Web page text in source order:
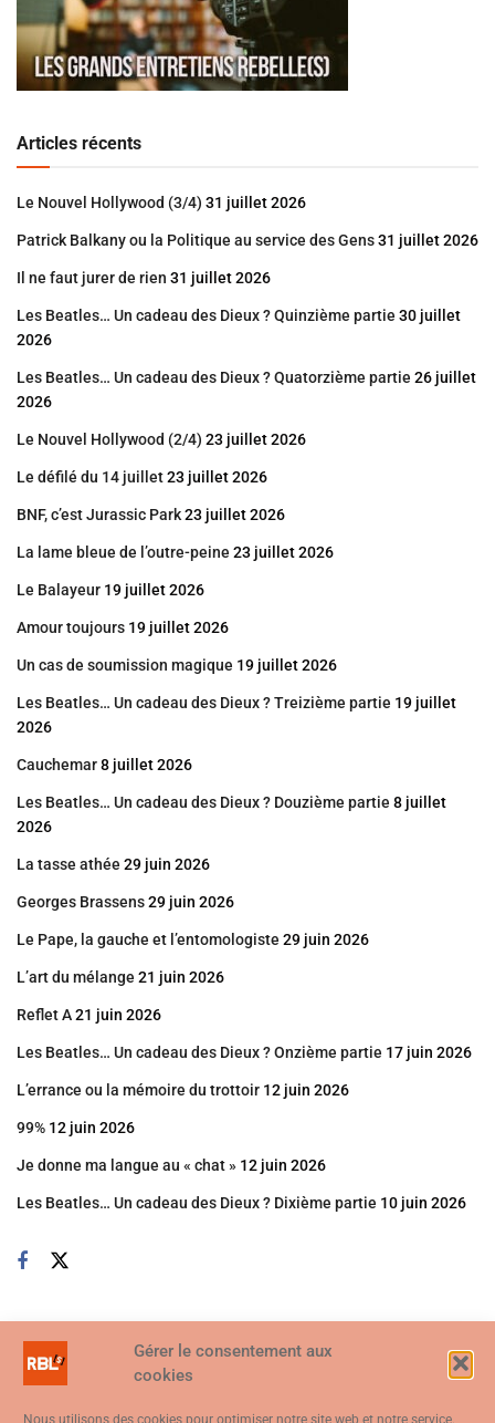
Gérer le consentement aux
cookies
Nous utilisons des cookies pour optimiser notre site web et notre service.
Articles récents
Le Nouvel Hollywood (3/4) 31 juillet 2026
Patrick Balkany ou la Politique au service des Gens31 juillet 2026
Il ne faut jurer de rien 31 juillet 2026
Les Beatles… Un cadeau des Dieux ? Quinzième partie 30 juillet
2026
Les Beatles… Un cadeau des Dieux ? Quatorzième partie 26 juillet
2026
Le Nouvel Hollywood (2/4) 23 juillet 2026
Le défilé du 14 juillet23 juillet 2026
BNF, c’est Jurassic Park23 juillet 2026
La lame bleue de l’outre-peine 23 juillet 2026
Le Balayeur 19 juillet 2026
Amour toujours 19 juillet 2026
Un cas de soumission magique 19 juillet 2026
Les Beatles… Un cadeau des Dieux ? Treizième partie 19 juillet
2026
Cauchemar8 juillet 2026
Les Beatles… Un cadeau des Dieux ? Douzième partie 8 juillet
2026
La tasse athée 29 juin 2026
Georges Brassens29 juin 2026
Le Pape, la gauche et l’entomologiste 29 juin 2026
L’art du mélange 21 juin 2026
Reflet A21 juin 2026
Les Beatles… Un cadeau des Dieux ? Onzième partie 17 juin 2026
L’errance ou la mémoire du trottoir 12 juin 2026
99% 12 juin 2026
Je donne ma langue au « chat » 12 juin 2026
Les Beatles… Un cadeau des Dieux ? Dixième partie 10 juin 2026